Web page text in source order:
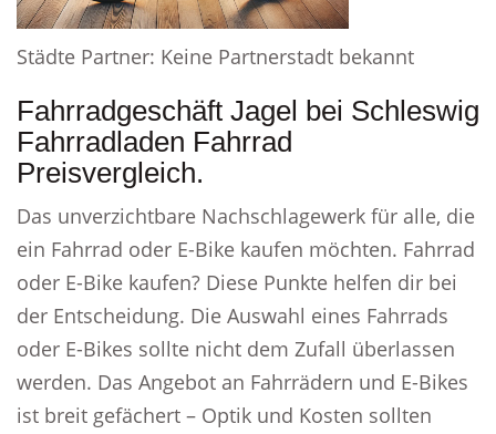
Städte Partner: Keine Partnerstadt bekannt
Fahrradgeschäft Jagel bei Schleswig
Fahrradladen Fahrrad
Preisvergleich.
Das unverzichtbare Nachschlagewerk für alle, die
ein Fahrrad oder E-Bike kaufen möchten. Fahrrad
oder E-Bike kaufen? Diese Punkte helfen dir bei
der Entscheidung. Die Auswahl eines Fahrrads
oder E-Bikes sollte nicht dem Zufall überlassen
werden. Das Angebot an Fahrrädern und E-Bikes
ist breit gefächert – Optik und Kosten sollten